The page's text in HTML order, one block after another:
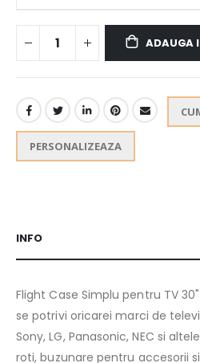
ADAUGA
PERSONALIZEAZA
INFO
Flight Case Simplu pentru TV
se potrivi oricarei marci de
Sony, LG, Panasonic, NEC si
roti, buzunare pentru accesorii